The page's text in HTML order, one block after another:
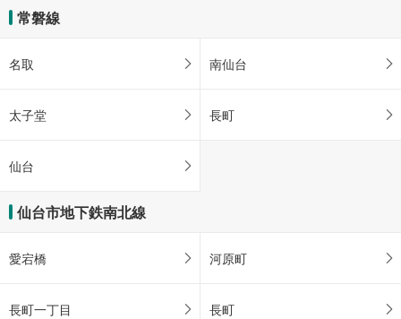
常磐線
名取 南仙台
太子堂 長町
仙台
仙台市地下鉄南北線
愛宕橋 河原町
長町一丁目 長町